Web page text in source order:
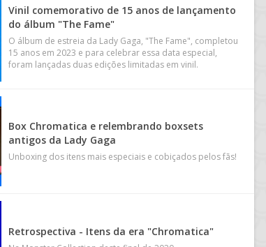
Vinil comemorativo de 15 anos de lançamento
do álbum "The Fame"
O álbum de estreia da Lady Gaga, "The Fame", completou
15 anos em 2023 e para celebrar essa data especial,
foram lançadas duas edições limitadas em vinil.
Box Chromatica e relembrando boxsets
antigos da Lady Gaga
Unboxing dos itens mais especiais e cobiçados pelos fãs!
Retrospectiva - Itens da era "Chromatica"